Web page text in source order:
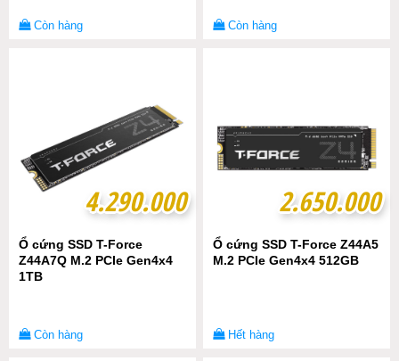
Còn hàng Còn hàng
4.290.000
4.290.000
Ổ cứng SSD T-Force
Z44A7Q M.2 PCIe Gen4x4
1TB
Còn hàng
2.650.000
2.650.000
Ổ cứng SSD T-Force Z44A5
M.2 PCIe Gen4x4 512GB
Hết hàng